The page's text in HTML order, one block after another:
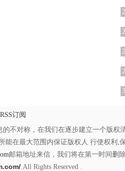
RSS订阅
不对称，在我们在逐步建立一个版
能在最大范围内保证版权人 行使权利,
邮箱地址来信，我们将在第一时间删
.All Rights Reserved .